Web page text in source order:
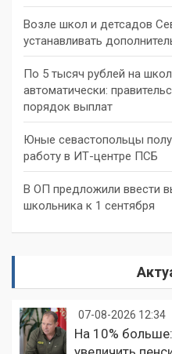
Возле школ и детсадов
устанавливать
По 5 тысяч рублей на
автоматически:
порядок выплат
Юные севастопольцы
работу в ИТ-центре ПСБ
В ОП предложили ввести
школьника к 1 сентября
07-08-2026 12:34
На 10%